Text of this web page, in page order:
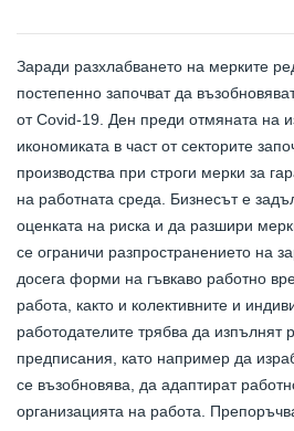
Заради разхлабването на мерките
постепенно започват да
от Covid-19. Ден преди отмяната на
икономиката в част от секторите
производства при строги мерки за
на работната среда. Бизнесът е
оценката на риска и да разшири
се ограничи разпространението на
досега форми на гъвкаво работно
работа, както и колективните и
работодателите трябва да изпълнят
предписания, като например да
се възобновява, да адаптират
организацията на работа.